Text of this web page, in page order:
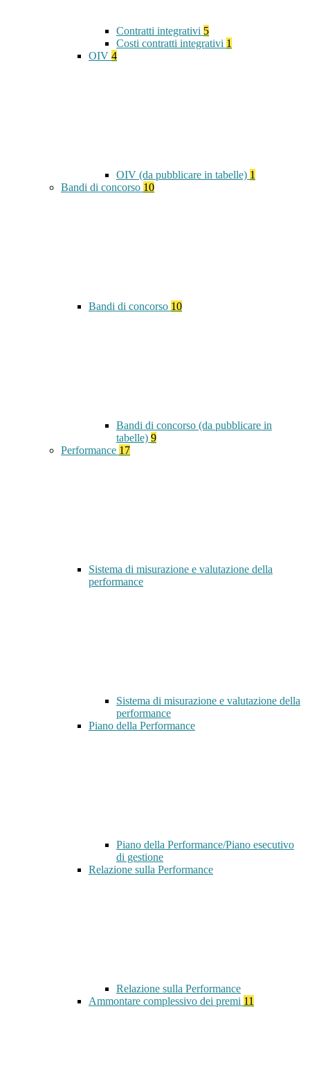
Contratti integrativi 5
Costi contratti integrativi 1
OIV 4
OIV (da pubblicare in tabelle) 1
Bandi di concorso 10
Bandi di concorso 10
Bandi di concorso (da pubblicare in
tabelle) 9
Performance 17
Sistema di misurazione e valutazione della
performance
Sistema di misurazione e valutazione della
performance
Piano della Performance
Piano della Performance/Piano esecutivo
di gestione
Relazione sulla Performance
Relazione sulla Performance
Ammontare complessivo dei premi 11